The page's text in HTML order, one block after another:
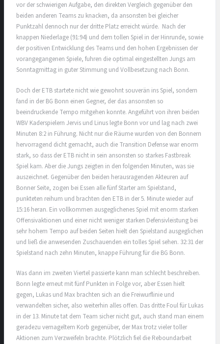
vor der schwierigen Aufgabe, den direkten Vergleich gegenüber den
beiden anderen Teams zu knacken, da ansonsten bei gleicher
Punktzahl dennoch nur der dritte Platz erreicht würde. Nach der
knappen Niederlage (91:94) und dem tollen Spiel in der Hinrunde, sowie
der positiven Entwicklung des Teams und den hohen Ergebnissen der
vorangegangenen Spiele, fuhren die optimal eingestellten Jungs am
Sonntagmittag in guter Stimmung und Vollbesetzung nach Bonn.
Doch der ETB startete nicht wie gewohnt souverän ins Spiel, sondern
fand in der BG Bonn einen Gegner, der das ansonsten so
beeindruckende Tempo mitgehen konnte. Angeführt von ihren beiden
WBV Kaderspielern Jervis und Linus legte Bonn vor und lag nach zwei
Minuten 8:2 in Führung. Nicht nur die Räume wurden von den Bonnern
hervorragend dicht gemacht, auch die Transition Defense war enorm
stark, so dass der ETB nicht in sein ansonsten so starkes Fastbreak
Spiel kam. Aber die Jungs zeigten in den folgenden Minuten, was sie
auszeichnet. Gegenüber den beiden herausragenden Akteuren auf
Bonner Seite, zogen bei Essen alle fünf Starter am Spielstand,
punkteten reihum und brachten den ETB in der 5. Minute wieder auf
15:16 heran. Ein vollkommen ausgeglichenes Spiel mit enorm starken
Offensivaktionen und einer nicht weniger starken Defensivleistung bei
sehr hohem Tempo auf beiden Seiten hielt den Spielstand ausgeglichen
und ließ die anwesenden Zuschauenden ein tolles Spiel sehen. 32:31 der
Spielstand nach zehn Minuten, knappe Führung für die BG Bonn.
Was dann im zweiten Viertel passierte kann man schlecht beschreiben.
Bonn legte erneut mit fünf Punkten in Folge vor, aber Essen hielt
gegen, Lukas und Max brachten sich an die Freiwurflinie und
verwandelten sicher, also weiterhin alles offen. Das dritte Foul für Lukas
in der 13. Minute tat dem Team sicher nicht gut, auch stand man einem
geradezu vernageltem Korb gegenüber, der Max trotz vieler toller
Aktionen zum Verzweifeln brachte. Plötzlich fiel die Reboundarbeit